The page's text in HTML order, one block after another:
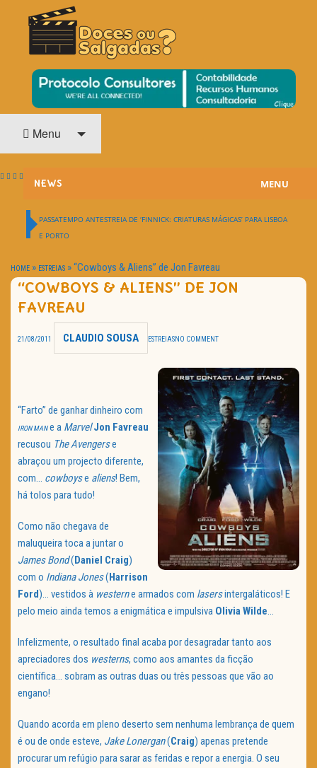
DOCES OU SALGADAS?
O Cinema? Uma Paixão!!
Menu
NEWS
HOME CINEMA
NOTA PESSOAL
TRAILER DO DIA
Política de Privacidade
MENU
PASSATEMPO ANTESTREIA DE ‘FINNICK: CRIATURAS MÁGICAS’ PARA LISBOA
E PORTO
HOME » ESTREIAS »“Cowboys & Aliens” de Jon Favreau
“COWBOYS & ALIENS” DE JON
FAVREAU
21/08/2011 CLAUDIO SOUSA ESTREIASNO COMMENT
“Farto” de ganhar dinheiro com
IRON MAN e a Marvel Jon Favreau
recusou The Avengerse
abraçou um projecto diferente,
com… cowboyse aliens! Bem,
há tolos para tudo!
Como não chegava de
maluqueira toca a juntar o
James Bond(Daniel Craig)
com o Indiana Jones(Harrison
Ford)… vestidos à westerne armados com lasersintergaláticos! E
pelo meio ainda temos a enigmática e impulsiva Olivia Wilde…
Infelizmente, o resultado final acaba por desagradar tanto aos
apreciadores dos westerns, como aos amantes da ficção
científica… sobram as outras duas ou três pessoas que vão ao
engano!
Quando acorda em pleno deserto sem nenhuma lembrança de quem
é ou de onde esteve, Jake Lonergan(Craig) apenas pretende
procurar um refúgio para sarar as feridas e repor a energia. O seu